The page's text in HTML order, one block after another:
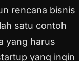
rencana bisnis
satu contoh
yang harus
yang ingin